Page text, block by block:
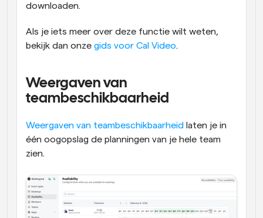
downloaden.
Als je iets meer over deze functie wilt weten,
bekijk dan onze gids voor Cal Video.
Weergaven van
teambeschikbaarheid
Weergaven van teambeschikbaarheid laten je in
één oogopslag de planningen van je hele team
zien.